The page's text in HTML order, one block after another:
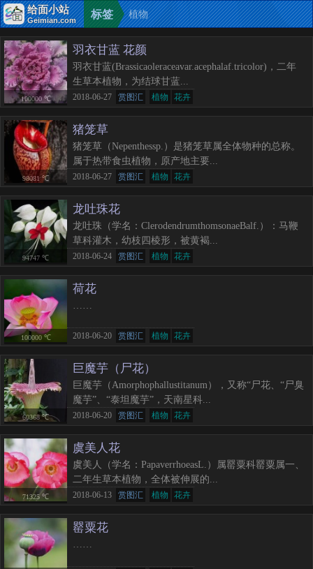
给面小站
Geimian.com 标签
：
植物
羽衣甘蓝 花颜
羽衣甘蓝(Brassicaoleraceavar.acephalaf.tricolor)，二年
生草本植物，为结球甘蓝...
100000 ℃ 2018-06-27 赏图汇 植物 花卉
猪笼草
猪笼草（Nepenthessp.）是猪笼草属全体物种的总称。
属于热带食虫植物，原产地主要...
98081 ℃ 2018-06-27 赏图汇 植物 花卉
龙吐珠花
龙吐珠（学名：ClerodendrumthomsonaeBalf.）：马鞭
草科灌木，幼枝四棱形，被黄褐...
94747 ℃ 2018-06-24 赏图汇 植物 花卉
荷花
……
100000 ℃ 2018-06-20 赏图汇 植物 花卉
巨魔芋（尸花）
巨魔芋（Amorphophallustitanum），又称“尸花、“尸臭
魔芋”、“泰坦魔芋”，天南星科...
60368 ℃ 2018-06-20 赏图汇 植物 花卉
虞美人花
虞美人（学名：PapaverrhoeasL.）属罂粟科罂粟属一、
二年生草本植物，全体被伸展的...
71325 ℃ 2018-06-13 赏图汇 植物 花卉
罂粟花
……